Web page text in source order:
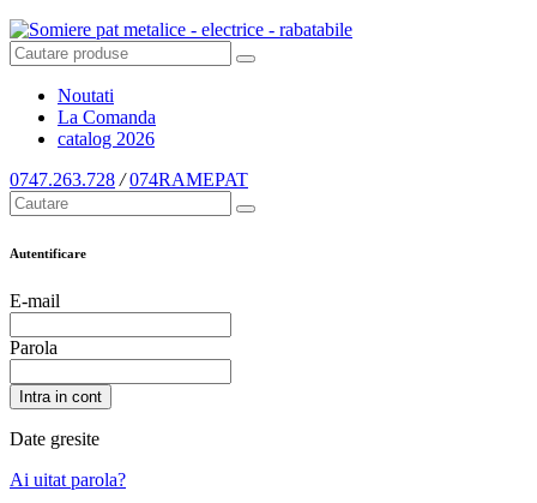
Noutati
La Comanda
catalog 2026
0747.263.728 / 074RAMEPAT
Autentificare
E-mail
Parola
Intra in cont
Date gresite
Ai uitat parola?